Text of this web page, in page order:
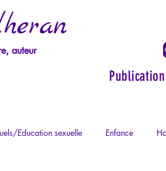
auteur
Education sexuelle Enfance